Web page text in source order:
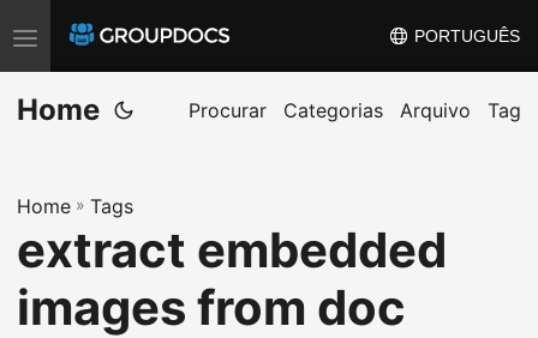
T
o
g
e
n
a
PORTUGUÊS
Home Procurar Categorias Arquivo Tag
Home » Tags
extract embedded
images from doc